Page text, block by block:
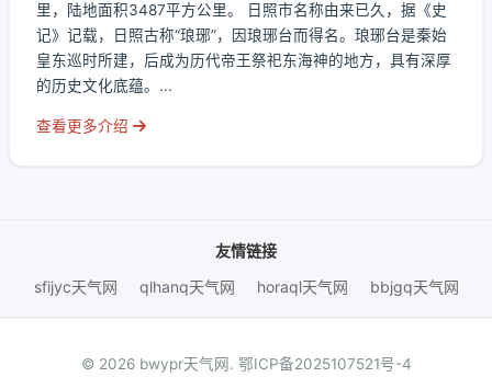
里，陆地面积3487平方公里。 日照市名称由来已久，据《史
记》记载，日照古称“琅琊”，因琅琊台而得名。琅琊台是秦始
皇东巡时所建，后成为历代帝王祭祀东海神的地方，具有深厚
的历史文化底蕴。...
查看更多介绍
友情链接
sfijyc天气网
qlhanq天气网 horaql天气网 bbjgq天气网
© 2026 bwypr天气网. 鄂ICP备2025107521号-4